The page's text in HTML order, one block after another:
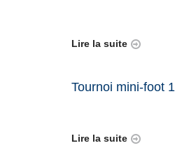
Lire la suite
Tournoi mini-foot
Lire la suite